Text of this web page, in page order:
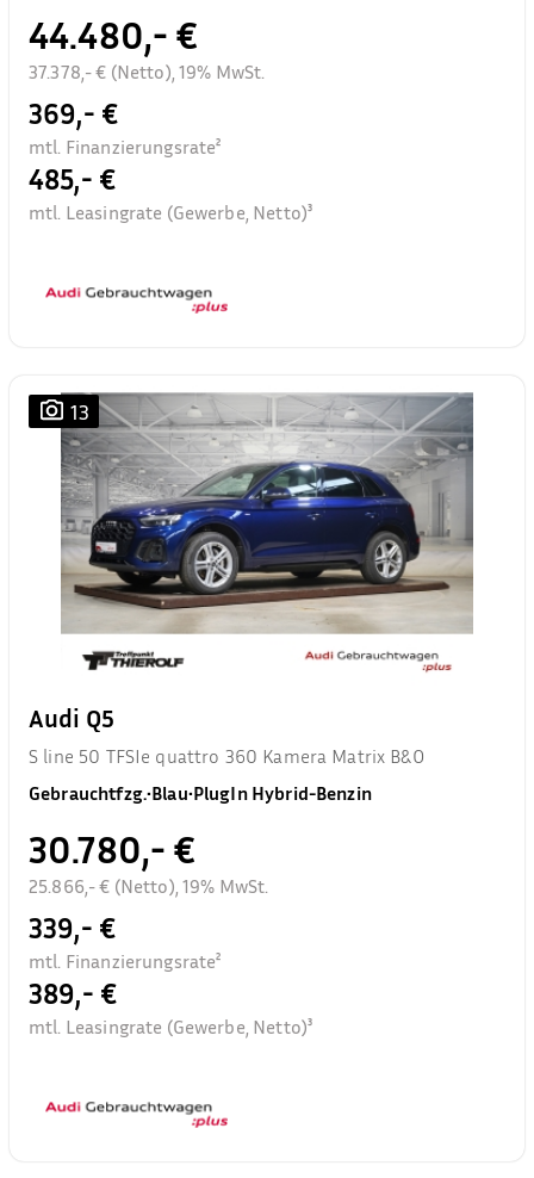
44.480,- €
37.378,- € (Netto), 19% MwSt.
369,- €
mtl. Finanzierungsrate²
485,- €
mtl. Leasingrate (Gewerbe, Netto)³
13
Audi Q5
S line 50 TFSIe quattro 360 Kamera Matrix B&O
Gebrauchtfzg.•Blau•PlugIn Hybrid-Benzin
30.780,- €
25.866,- € (Netto), 19% MwSt.
339,- €
mtl. Finanzierungsrate²
389,- €
mtl. Leasingrate (Gewerbe, Netto)³